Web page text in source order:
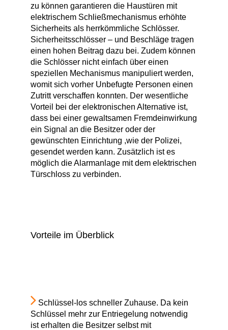
zu können garantieren die Haustüren mit
elektrischem Schließmechanismus erhöhte
Sicherheits als herrkömmliche Schlösser.
Sicherheitsschlösser – und Beschläge tragen
einen hohen Beitrag dazu bei. Zudem können
die Schlösser nicht einfach über einen
speziellen Mechanismus manipuliert werden,
womit sich vorher Unbefugte Personen einen
Zutritt verschaffen konnten. Der wesentliche
Vorteil bei der elektronischen Alternative ist,
dass bei einer gewaltsamen Fremdeinwirkung
ein Signal an die Besitzer oder der
gewünschten Einrichtung ,wie der Polizei,
gesendet werden kann. Zusätzlich ist es
möglich die Alarmanlage mit dem elektrischen
Türschloss zu verbinden.
Vorteile im Überblick
Schlüssel-los schneller Zuhause. Da kein
Schlüssel mehr zur Entriegelung notwendig
ist erhalten die Besitzer selbst mit